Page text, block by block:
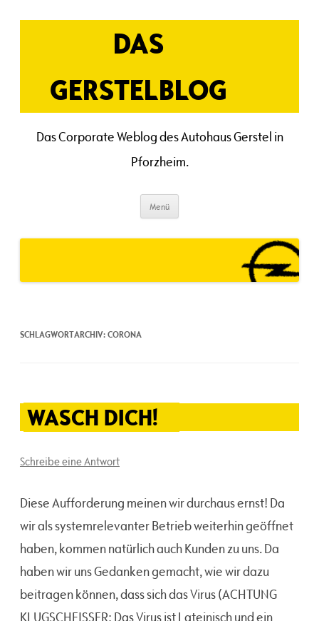
Inhalt
DAS
GERSTELBLOG
Das Corporate Weblog des Autohaus Gerstel in
Pforzheim.
Menü
SCHLAGWORTARCHIV:CORONA
WASCH DICH!
Schreibe eine Antwort
Diese Aufforderung meinen wir durchaus ernst! Da
wir als systemrelevanter Betrieb weiterhin geöffnet
haben, kommen natürlich auch Kunden zu uns. Da
haben wir uns Gedanken gemacht, wie wir dazu
beitragen können, dass sich das Virus (ACHTUNG
KLUGSCHEISSER: Das Virus ist Lateinisch und ein